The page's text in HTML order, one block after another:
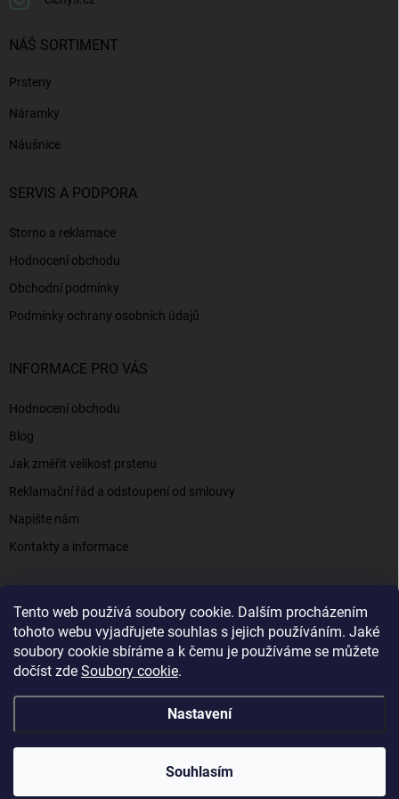
Tento web používá soubory cookie. Dalším procházením
tohoto webu vyjadřujete souhlas s jejich používáním. Jaké
soubory cookie sbíráme a k čemu je používáme se můžete
dočíst zde Soubory cookie.
Nastavení
Souhlasím
NÁŠ SORTIMENT
Prsteny
Náramky
Náušnice
SERVIS A PODPORA
Storno a reklamace
Hodnocení obchodu
Obchodní podmínky
Podmínky ochrany osobních údajů
INFORMACE PRO VÁS
Hodnocení obchodu
Blog
Jak změřit velikost prstenu
Reklamační řád a odstoupení od smlouvy
Napište nám
Kontakty a informace
Elenys.cz - šperky, kterým věříte už od roku 2016
Vytvořil Shoptet